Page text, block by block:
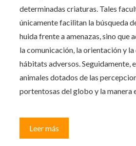
determinadas criaturas. Tales
únicamente facilitan la búsqueda
huida frente a amenazas, sino que
la comunicación, la orientación y
hábitats adversos. Seguidamente,
animales dotados de las
portentosas del globo y la manera
Leer más